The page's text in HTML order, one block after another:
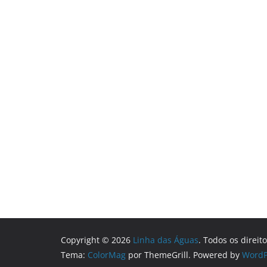
Copyright © 2026 Linha das Águas. Todos os
Tema: ColorMag por ThemeGrill. Powered by